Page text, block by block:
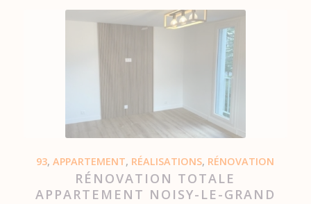
93,APPARTEMENT, RÉALISATIONS, RÉNOVATION
RÉNOVATION TOTALE
APPARTEMENT NOISY-LE-GRAND